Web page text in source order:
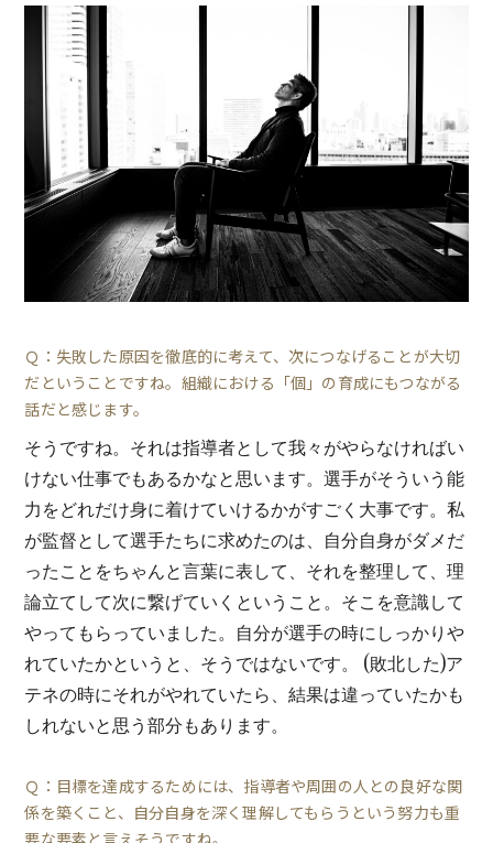
Ｑ：失敗した原因を徹底的に考えて、次につなげることが大切
だということですね。組織における「個」の育成にもつながる
話だと感じます。
そうですね。それは指導者として我々がやらなければい
けない仕事でもあるかなと思います。選手がそういう能
力をどれだけ身に着けていけるかがすごく大事です。私
が監督として選手たちに求めたのは、自分自身がダメだ
ったことをちゃんと言葉に表して、それを整理して、理
論立てして次に繋げていくということ。そこを意識して
やってもらっていました。自分が選手の時にしっかりや
れていたかというと、そうではないです。 (敗北した)ア
テネの時にそれがやれていたら、結果は違っていたかも
しれないと思う部分もあります。
Ｑ：目標を達成するためには、指導者や周囲の人との良好な関
係を築くこと、自分自身を深く理解してもらうという努力も重